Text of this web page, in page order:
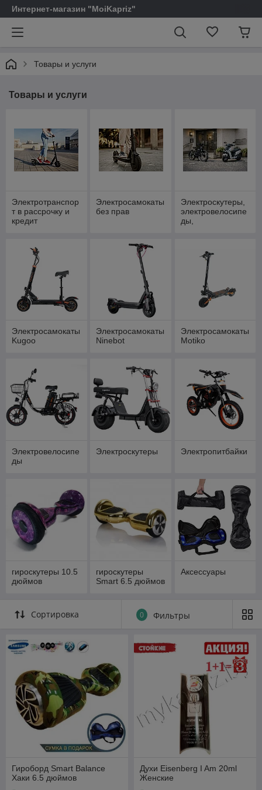
Интернет-магазин "MoiKapriz"
Товары и услуги
Товары и услуги
Электротранспор
т в рассрочку и
кредит
Электросамокаты
без прав
Электроскутеры,
электровелосипе
ды,
Электросамокаты
Kugoo
Электросамокаты
Ninebot
Электросамокаты
Motiko
Электровелосипе
ды
Электроскутеры Электропитбайки
гироскутеры 10.5
дюймов
гироскутеры
Smart 6.5 дюймов
Аксессуары
Сортировка 0 Фильтры
Гироборд Smart Balance
Хаки 6.5 дюймов
Духи Eisenberg I Am 20ml
Женские